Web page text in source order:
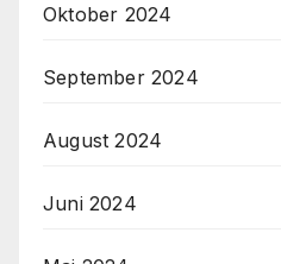
Oktober 2024
September 2024
August 2024
Juni 2024